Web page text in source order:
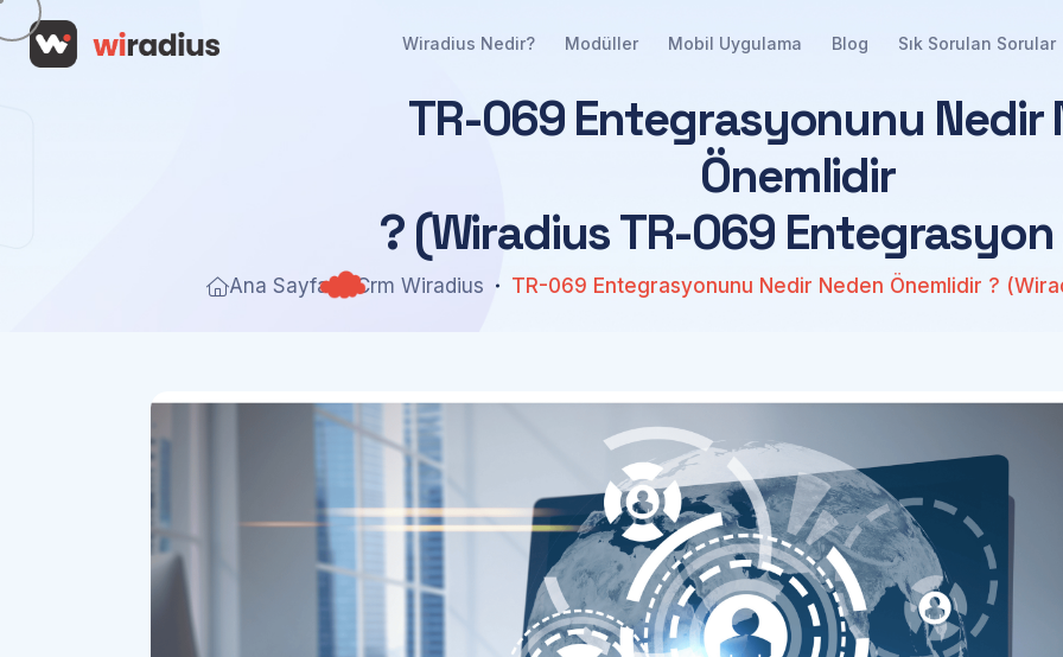
Wiradius Nedir? Modüller Mobil Uygulama Blog Sık Sorulan Sorular
TR-069 Entegrasyonunu Nedir
Önemlidir
? (WiradiusTR-069 Entegrasyon
Ana Sayfa Crm Wiradius TR-069 Entegrasyonunu Nedir Neden Önemlidir ?